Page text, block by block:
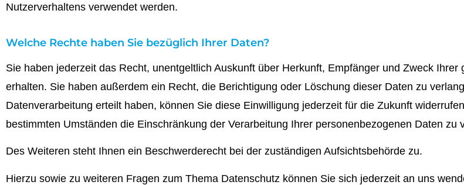
Nutzerverhaltens verwendet werden.
Welche Rechte haben Sie bezüglich Ihrer Daten?
Sie haben jederzeit das Recht, unentgeltlich Auskunft über Herkunft, Empfänger und Zweck
erhalten. Sie haben außerdem ein Recht, die Berichtigung oder Löschung dieser Daten zu
Datenverarbeitung erteilt haben, können Sie diese Einwilligung jederzeit für die Zukunft
bestimmten Umständen die Einschränkung der Verarbeitung Ihrer personenbezogenen Daten zu
Des Weiteren steht Ihnen ein Beschwerderecht bei der zuständigen Aufsichtsbehörde zu.
Hierzu sowie zu weiteren Fragen zum Thema Datenschutz können Sie sich jederzeit an uns